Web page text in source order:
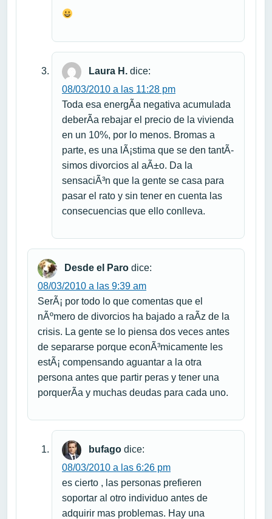
Laura H. dice:
08/03/2010 a las 11:28 pm
Toda esa energÃ­a negativa acumulada
deberÃ­a rebajar el precio de la vivienda
en un 10%, por lo menos. Bromas a
parte, es una lÃ¡stima que se den tantÃ­
simos divorcios al aÃ±o. Da la
sensaciÃ³n que la gente se casa para
pasar el rato y sin tener en cuenta las
consecuencias que ello conlleva.
Desde el Paro dice:
08/03/2010 a las 9:39 am
SerÃ¡ por todo lo que comentas que el
nÃºmero de divorcios ha bajado a raÃ­z de la
crisis. La gente se lo piensa dos veces antes
de separarse porque econÃ³micamente les
estÃ¡ compensando aguantar a la otra
persona antes que partir peras y tener una
porquerÃ­a y muchas deudas para cada uno.
bufago dice:
08/03/2010 a las 6:26 pm
es cierto , las personas prefieren
soportar al otro individuo antes de
adquirir mas problemas. Hay una